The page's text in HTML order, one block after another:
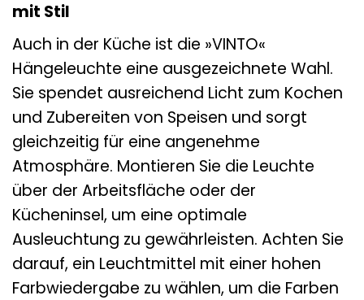
mit Stil
Auch in der Küche ist die »VINTO«
Hängeleuchte eine ausgezeichnete Wahl.
Sie spendet ausreichend Licht zum Kochen
und Zubereiten von Speisen und sorgt
gleichzeitig für eine angenehme
Atmosphäre. Montieren Sie die Leuchte
über der Arbeitsfläche oder der
Kücheninsel, um eine optimale
Ausleuchtung zu gewährleisten. Achten Sie
darauf, ein Leuchtmittel mit einer hohen
Farbwiedergabe zu wählen, um die Farben